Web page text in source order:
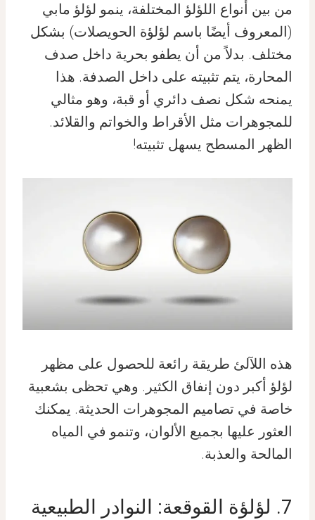
من بين أنواع اللؤلؤ المختلفة، ينمو لؤلؤ مابي
(المعروف أيضًا باسم لؤلؤة الحويصلات) بشكل
مختلف. بدلاً من أن يطفو بحرية داخل صدف
المحارة، يتم تثبيته على داخل الصدفة. هذا
يمنحه شكل نصف دائري أو قبة، وهو مثالي
للمجوهرات مثل الأقراط والخواتم والقلائد.
الظهر المسطح يسهل تثبيته!
هذه اللآلئ طريقة رائعة للحصول على مظهر
لؤلؤ أكبر دون إنفاق الكثير. وهي تحظى بشعبية
خاصة في تصاميم المجوهرات الحديثة. يمكنك
العثور عليها بجميع الألوان، وتنمو في المياه
المالحة والعذبة.
7. لؤلؤة القوقعة: النوادر الطبيعية